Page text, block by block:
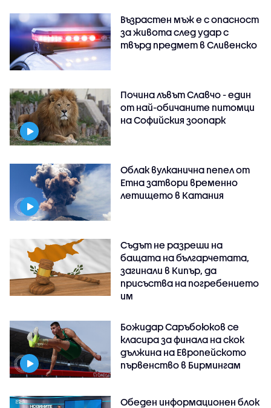
Възрастен мъж е с опасност
за живота след удар с
твърд предмет в Сливенско
Почина лъвът Славчо - един
от най-обичаните питомци
на Софийския зоопарк
Облак вулканична пепел от
Етна затвори временно
летището в Катания
Съдът не разреши на
бащата на българчетата,
загинали в Кипър, да
присъства на погребението
им
Божидар Саръбоюков се
класира за финала на скок
дължина на Европейското
първенство в Бирмингам
Обеден информационен блок